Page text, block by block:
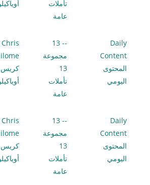
تأملات
عامة
Daily
Content
المحتوى
اليومي
-- 13
مجموعة
13
تأملات
عامة
Chris
كريس
Daily
Content
المحتوى
اليومي
-- 13
مجموعة
13
تأملات
عامة
Chris
كريس